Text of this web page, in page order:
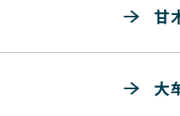
甘
大